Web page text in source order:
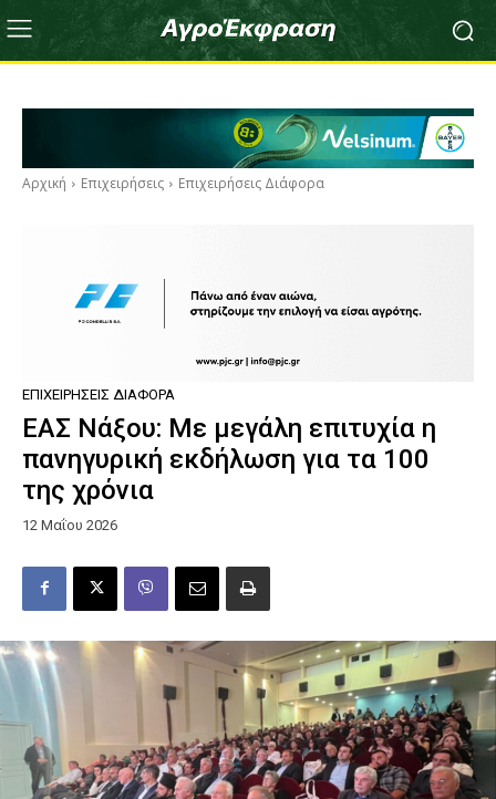
Αρχική Επιχειρήσεις Επιχειρήσεις Διάφορα
ΕΠΙΧΕΙΡΉΣΕΙΣ ΔΙΆΦΟΡΑ
ΕΑΣ Νάξου: Με μεγάλη επιτυχία η
πανηγυρική εκδήλωση για τα 100
της χρόνια
12 Μαΐου 2026